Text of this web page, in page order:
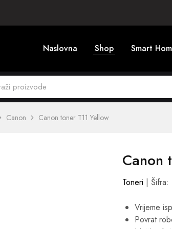
Naslovna Shop Smart
Canon Canon toner T11 Yellow
Canon
Toneri | Šifra:
Vrijeme
Povrat